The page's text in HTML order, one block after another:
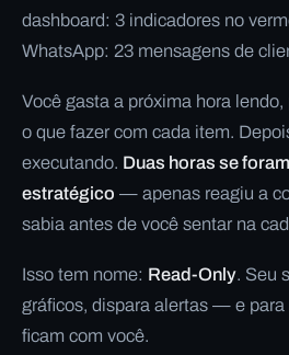
dashboard: 3 indicadores no
WhatsApp: 23 mensagens de
Você gasta a próxima hora
o que fazer com cada item.
executando. Duas horas se
estratégico — apenas reagiu a
sabia antes de você sentar na
Isso tem nome: Read-Only. Seu
gráficos, dispara alertas — e para
ficam com você.